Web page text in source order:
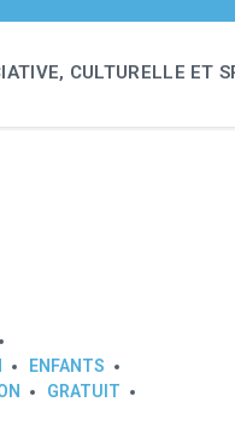
CULTURELLE ET
ENFANTS
GRATUIT